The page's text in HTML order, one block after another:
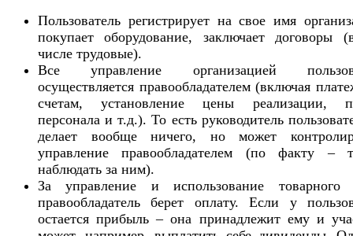
Пользователь регистрирует на свое имя
покупает оборудование, заключает договоры
числе трудовые).
Все управление организацией
осуществляется правообладателем (включая
счетам, установление цены реализации,
персонала и т.д.). То есть руководитель
делает вообще ничего, но может
управление правообладателем (по факту –
наблюдать за ним).
За управление и использование товарного
правообладатель берет оплату. Если у
остается прибыль – она принадлежит ему и